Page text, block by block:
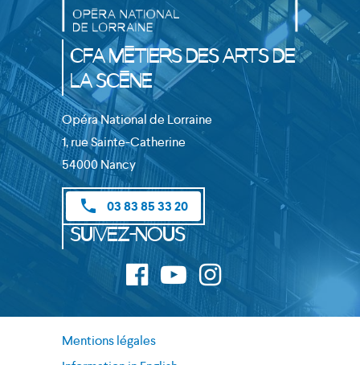
CFA Métiers des Arts de
la Scène
Opéra National de Lorraine
1, rue Sainte-Catherine
54000 Nancy
phone 03 83 85 33 20
Suivez-nous
Mentions légales